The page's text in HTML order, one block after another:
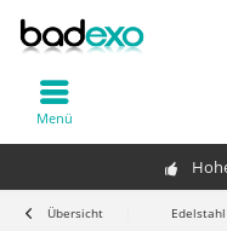
Menü
Übersicht